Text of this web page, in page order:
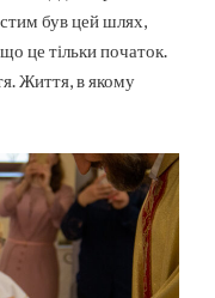
був цей шлях,
це тільки початок.
Життя, в якому